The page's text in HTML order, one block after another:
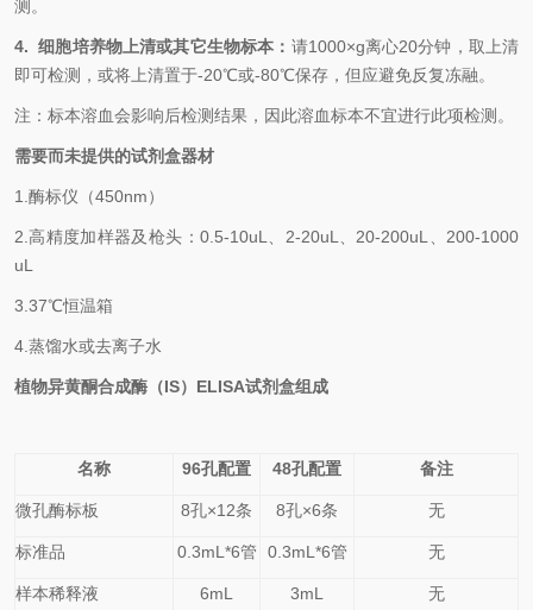
测。
4. 细胞培养物上清或其它生物标本： 请1000×g离心20分钟，取上清
即可检测，或将上清置于-20℃或-80℃保存，但应避免反复冻融。
注：标本溶血会影响后检测结果，因此溶血标本不宜进行此项检测。
需要而未提供的试剂盒器材
1. 酶标仪（450nm）
2. 高精度加样器及枪头：0.5-10uL、2-20uL、20-200uL、200-1000
uL
3. 37℃恒温箱
4. 蒸馏水或去离子水
植物异黄酮合成酶（IS） ELISA试剂盒组成
名称 96孔配置 48孔配置 备注
微孔酶标板 8孔×12条 8孔×6条 无
标准品 0. 3mL*6管 0. 3mL*6管 无
样本稀释液 6mL 3mL 无